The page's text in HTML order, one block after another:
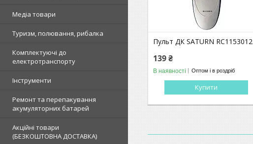
Медіа товари
Туризм, полювання, рибалка
Комплектуючі до
електротранспорту
Інструменти
Ремонт та перепакування
акумуляторних батарей
Акційні товари
(БЕЗКОШТОВНА ДОСТАВКА)
Пульт ДК SATURN RC1153012
139 ₴
В наявності Оптом і в роздріб
Купити